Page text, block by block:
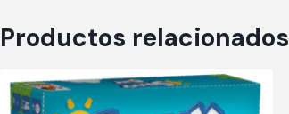
Productos relacionados